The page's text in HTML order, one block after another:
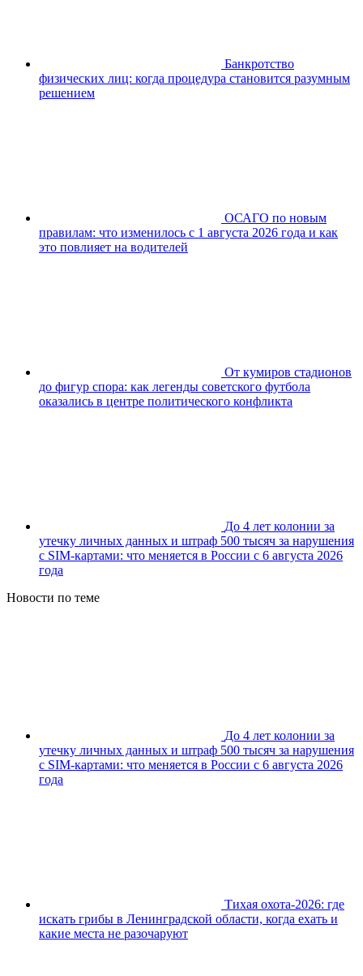
Банкротство
физических лиц: когда процедура становится разумным
решением
ОСАГО по новым
правилам: что изменилось с 1 августа 2026 года и как
это повлияет на водителей
От кумиров стадионов
до фигур спора: как легенды советского футбола
оказались в центре политического конфликта
До 4 лет колонии за
утечку личных данных и штраф 500 тысяч за нарушения
с SIM-картами: что меняется в России с 6 августа 2026
года
Новости по теме
До 4 лет колонии за
утечку личных данных и штраф 500 тысяч за нарушения
с SIM-картами: что меняется в России с 6 августа 2026
года
Тихая охота-2026: где
искать грибы в Ленинградской области, когда ехать и
какие места не разочаруют